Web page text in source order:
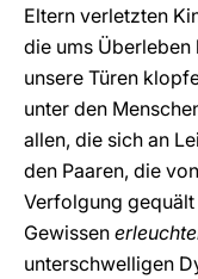
Eltern verletzten
die ums Überleben
unsere Türen
unter den
allen, die sich an
den Paaren, die
Verfolgung gequält
Gewissen
unterschwelligen